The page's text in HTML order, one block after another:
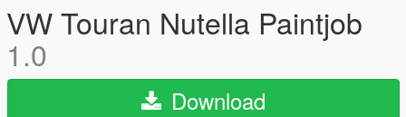
VW Touran Nutella Paintjob
1.0
Download